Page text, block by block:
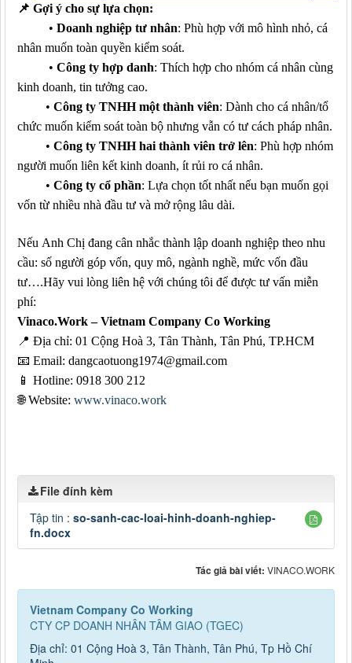
📌 Gợi ý cho sự lựa chọn:
• Doanh nghiệp tư nhân: Phù hợp với mô hình nhỏ, cá
nhân muốn toàn quyền kiểm soát.
• Công ty hợp danh: Thích hợp cho nhóm cá nhân cùng
kinh doanh, tin tưởng cao.
• Công ty TNHH một thành viên: Dành cho cá nhân/tổ
chức muốn kiểm soát toàn bộ nhưng vẫn có tư cách pháp nhân.
• Công ty TNHH hai thành viên trở lên: Phù hợp nhóm
người muốn liên kết kinh doanh, ít rủi ro cá nhân.
• Công ty cổ phần: Lựa chọn tốt nhất nếu bạn muốn gọi
vốn từ nhiều nhà đầu tư và mở rộng lâu dài.
Nếu Anh Chị đang cân nhắc thành lập doanh nghiệp theo nhu
cầu: số người góp vốn, quy mô, ngành nghề, mức vốn đầu
tư….Hãy vui lòng liên hệ với chúng tôi để được tư vấn miễn
phí:
Vinaco.Work – Vietnam Company Co Working
📍 Địa chỉ: 01 Cộng Hoà 3, Tân Thành, Tân Phú, TP.HCM
📧 Email: dangcaotuong1974@gmail.com
📱 Hotline: 0918 300 212
🌐Website: www.vinaco.work
File đính kèm
Tập tin : so-sanh-cac-loai-hinh-doanh-nghiep-
fn.docx
Tác giả bài viết: VINACO.WORK
Vietnam Company Co Working
CTY CP DOANH NHÂN TÂM GIAO (TGEC)
Địa chỉ: 01 Cộng Hoà 3, Tân Thành, Tân Phú, Tp Hồ Chí